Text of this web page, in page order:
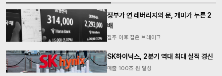
정부가 연 레버리지의 문, 개미가 누른 2
배
질주 이후 잡은 브레이크
SK하이닉스, 2분기 역대 최대 실적 경신
매출 100조 원 달성